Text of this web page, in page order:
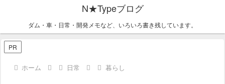
N★Typeブログ
ダム・車・日常・開発メモなど、いろいろ書き残しています。
PR
ホーム 日常 暮らし